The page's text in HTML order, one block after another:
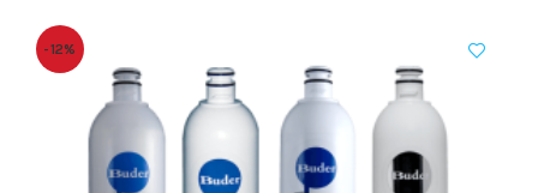
-12%